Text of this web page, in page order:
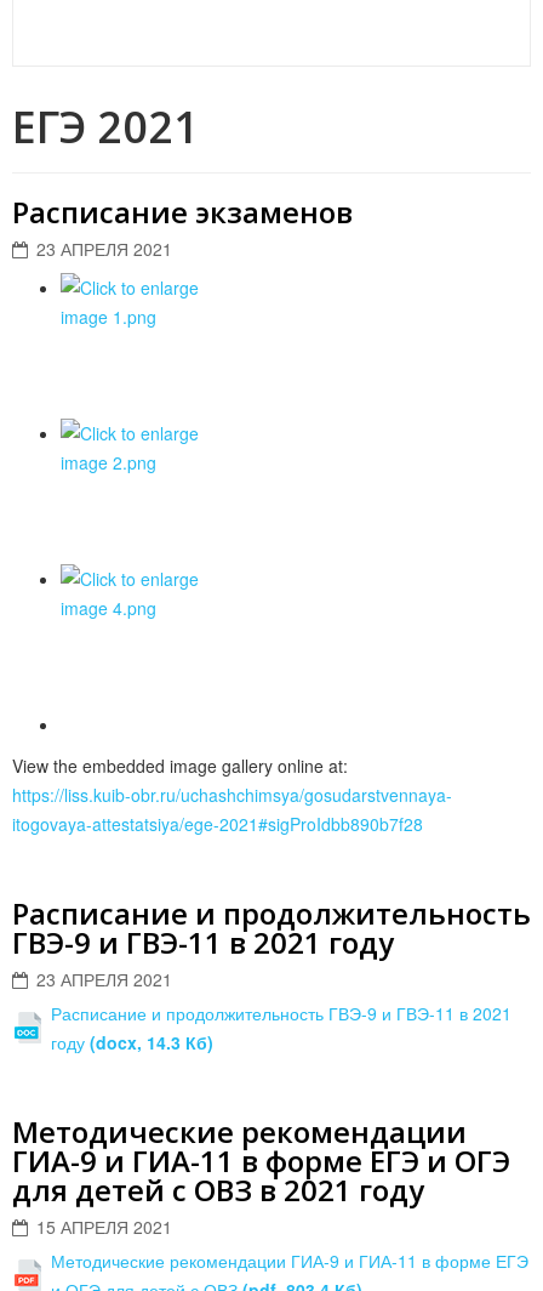
ЕГЭ 2021
Расписание экзаменов
23 АПРЕЛЯ 2021
View the embedded image gallery online at:
https://liss.kuib-obr.ru/uchashchimsya/gosudarstvennaya-
itogovaya-attestatsiya/ege-2021#sigProIdbb890b7f28
Расписание и продолжительность
ГВЭ-9 и ГВЭ-11 в 2021 году
23 АПРЕЛЯ 2021
Расписание и продолжительность ГВЭ-9 и ГВЭ-11 в 2021
году (docx, 14.3 Кб)
Методические рекомендации
ГИА-9 и ГИА-11 в форме ЕГЭ и ОГЭ
для детей с ОВЗ в 2021 году
15 АПРЕЛЯ 2021
Методические рекомендации ГИА-9 и ГИА-11 в форме ЕГЭ